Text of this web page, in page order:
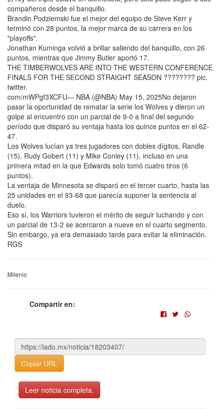
compañeros desde el banquillo.
Brandin Podziemski fue el mejor del equipo de Steve Kerr y
terminó con 28 puntos, la mejor marca de su carrera en los
"playoffs".
Jonathan Kuminga volvió a brillar saliendo del banquillo, con 26
puntos, mientras que Jimmy Butler aportó 17.
THE TIMBERWOLVES ARE INTO THE WESTERN CONFERENCE
FINALS FOR THE SECOND STRAIGHT SEASON ???????? pic.
twitter.
com/mWPgf3XCFU— NBA (@NBA) May 15, 2025No dejaron
pasar la oportunidad de rematar la serie los Wolves y dieron un
golpe al encuentro con un parcial de 9-0 a final del segundo
período que disparó su ventaja hasta los quince puntos en el 62-
47.
Los Wolves lucían ya tres jugadores con dobles dígitos, Randle
(15), Rudy Gobert (11) y Mike Conley (11), incluso en una
primera mitad en la que Edwards solo tomó cuatro tiros (6
puntos).
La ventaja de Minnesota se disparó en el tercer cuarto, hasta las
25 unidades en el 93-68 que parecía suponer la sentencia al
duelo.
Eso sí, los Warriors tuvieron el mérito de seguir luchando y con
un parcial de 13-2 se acercaron a nueve en el cuarto segmento.
Sin embargo, ya era demasiado tarde para evitar la eliminación.
RGS
Milenio
Compartir en:
Copiar URL
Leer noticia completa.